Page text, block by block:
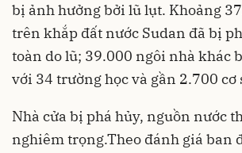
bị ảnh hưởng bởi lũ lụt. Khoảng
trên khắp đất nước Sudan đã bị
toàn do lũ; 39.000 ngôi nhà khác
với 34 trường học và gần 2.700 cơ
Nhà cửa bị phá hủy, nguồn nước
nghiêm trọng.Theo đánh giá ban